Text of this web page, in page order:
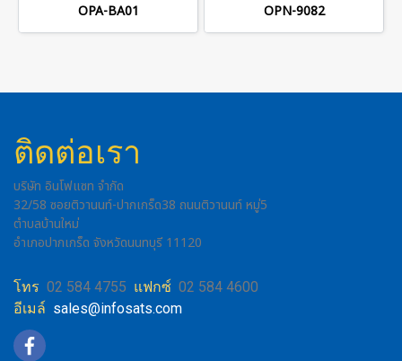
OPA-BA01 OPN-9082
ติดต่อเรา
บริษัท อินโฟแซท จำกัด
32/58 ซอยติวานนท์-ปากเกร็ด38 ถนนติวานนท์ หมู่5
ตำบลบ้านใหม่
อำเภอปากเกร็ด จังหวัดนนทบุรี 11120
โทร 02 584 4755 แฟกซ์ 02 584 4600
อีเมล์ sales@infosats.com